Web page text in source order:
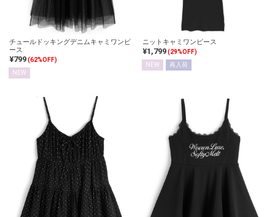
チュールドッキングデニムキャミワンピ
ース
¥799(62%OFF)
NEW
ニットキャミワンピース
¥1,799(29%OFF)
NEW
再入荷